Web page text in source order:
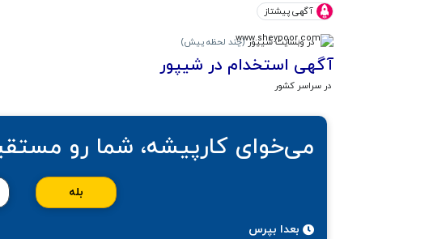
آگهی پیشتاز
در وبسایت شیپور(چند لحظه پیش)
آگهی استخدام در شیپور
در سراسر کشور
می‌خوای کارپیشه، شما رو
بله
بعدا بپرس